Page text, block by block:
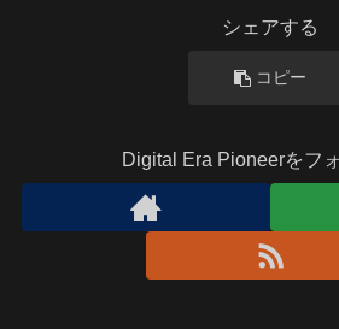
シェアする
コピー
Digital Era Pioneerをフ